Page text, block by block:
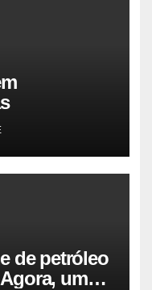
de petróleo
um